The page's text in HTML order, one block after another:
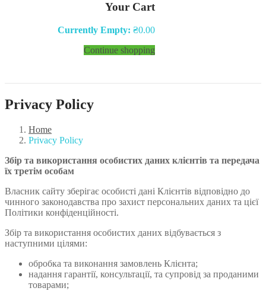
Your Cart
Currently Empty: ₴0.00
Continue shopping
Privacy Policy
Home
Privacy Policy
Збір та використання особистих даних клієнтів та передача
їх третім особам
Власник сайту зберігає особисті дані Клієнтів відповідно до
чинного законодавства про захист персональних даних та цієї
Політики конфіденційності.
Збір та використання особистих даних відбувається з
наступними цілями:
обробка та виконання замовлень Клієнта;
надання гарантії, консультації, та супровід за проданими
товарами;